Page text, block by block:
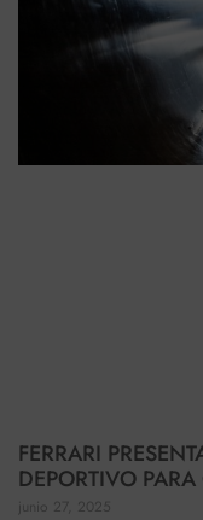
FERRARI
DEPORTIVO
junio 27, 2025